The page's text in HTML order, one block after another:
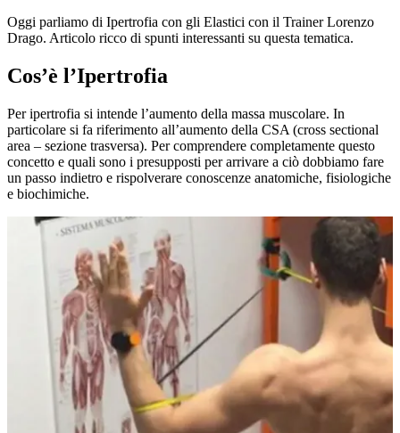
Oggi parliamo di Ipertrofia con gli Elastici con il Trainer Lorenzo
Drago. Articolo ricco di spunti interessanti su questa tematica.
Cos’è l’Ipertrofia
Per ipertrofia si intende l’aumento della massa muscolare. In
particolare si fa riferimento all’aumento della CSA (cross sectional
area – sezione trasversa). Per comprendere completamente questo
concetto e quali sono i presupposti per arrivare a ciò dobbiamo fare
un passo indietro e rispolverare conoscenze anatomiche, fisiologiche
e biochimiche.